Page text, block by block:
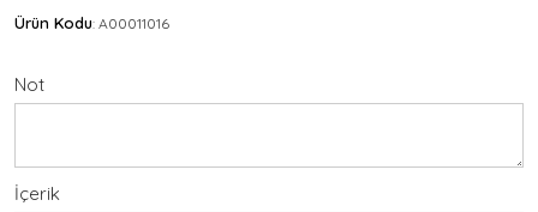
Ürün Kodu: A00011016
Not
İçerik